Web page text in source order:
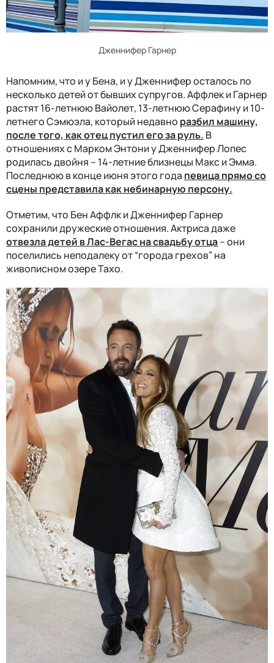
Дженнифер Гарнер
Напомним, что и у Бена, и у Дженнифер осталось по
несколько детей от бывших супругов. Аффлек и Гарнер
растят 16-летнюю Вайолет, 13-летнюю Серафину и 10-
летнего Сэмюэла, который недавно разбил машину,
после того, как отец пустил его за руль. В
отношениях с Марком Энтони у Дженнифер Лопес
родилась двойня – 14-летние близнецы Макс и Эмма.
Последнюю в конце июня этого года певица прямо со
сцены представила как небинарную персону.
Отметим, что Бен Аффлк и Дженнифер Гарнер
сохранили дружеские отношения. Актриса даже
отвезла детей в Лас-Вегас на свадьбу отца– они
поселились неподалеку от “города грехов” на
живописном озере Тахо.